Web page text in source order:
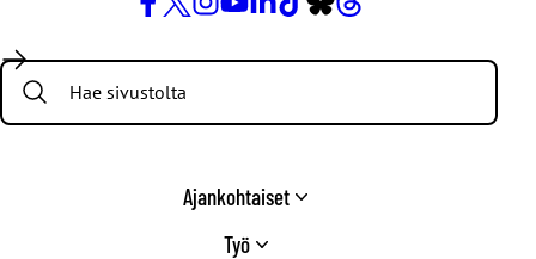
/
Twitter
Search:
Ajankohtaiset
Työ